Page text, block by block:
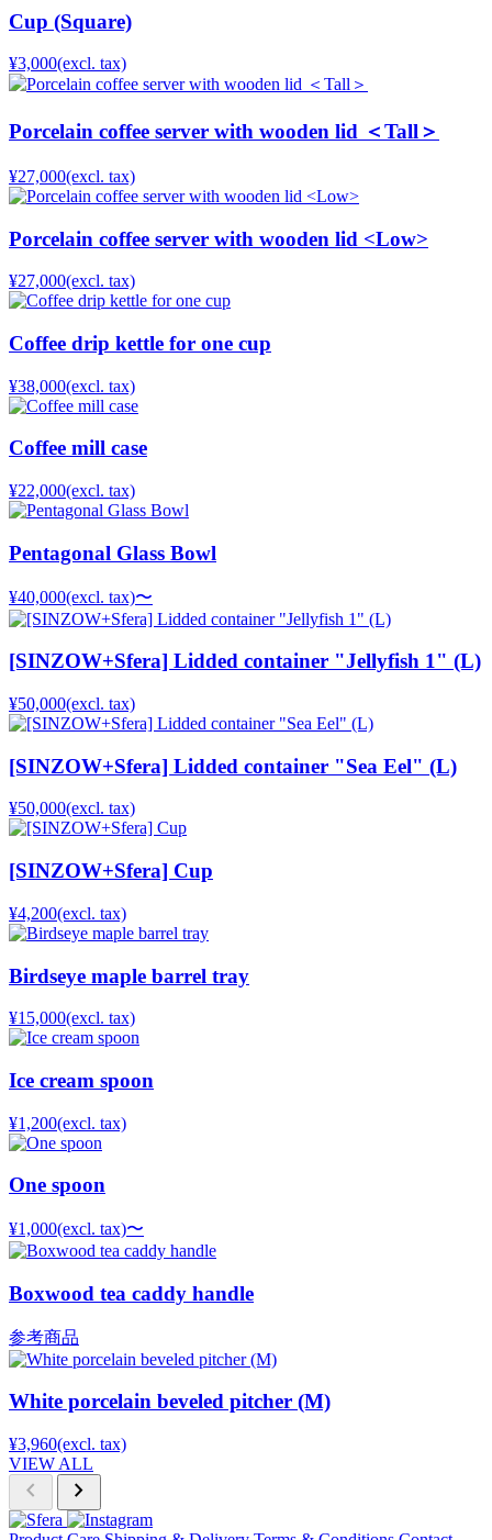
Cup (Square)
¥3,000(excl. tax)
Porcelain coffee server with wooden lid ＜Tall＞
¥27,000(excl. tax)
Porcelain coffee server with wooden lid <Low>
¥27,000(excl. tax)
Coffee drip kettle for one cup
¥38,000(excl. tax)
Coffee mill case
¥22,000(excl. tax)
Pentagonal Glass Bowl
¥40,000(excl. tax)〜
[SINZOW+Sfera] Lidded container "Jellyfish 1" (L)
¥50,000(excl. tax)
[SINZOW+Sfera] Lidded container "Sea Eel" (L)
¥50,000(excl. tax)
[SINZOW+Sfera] Cup
¥4,200(excl. tax)
Birdseye maple barrel tray
¥15,000(excl. tax)
Ice cream spoon
¥1,200(excl. tax)
One spoon
¥1,000(excl. tax)〜
Boxwood tea caddy handle
参考商品
White porcelain beveled pitcher (M)
¥3,960(excl. tax)
VIEW ALL
chevron_left chevron_right